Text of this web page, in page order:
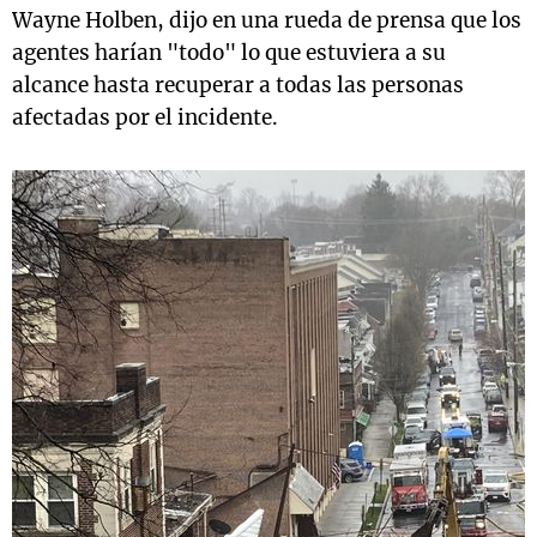
Wayne Holben, dijo en una rueda de prensa que los
agentes harían "todo" lo que estuviera a su
alcance hasta recuperar a todas las personas
afectadas por el incidente.